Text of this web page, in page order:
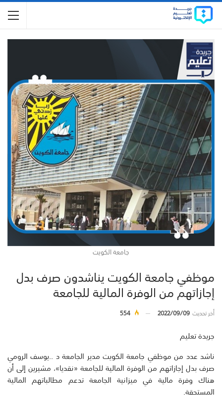
جامعة الكويت
موظفي جامعة الكويت يناشدون صرف بدل
إجازاتهم من الوفرة المالية للجامعة
أخر تحديث2022/09/09
554
جريدة تعليم
ناشد عدد من موظفي جامعة الكويت مدير الجامعة د ..يوسف الرومي
صرف بدل إجازاتهم من الوفرة المالية للجامعة «نقديا»، مشيرين إلى أن
هناك وفرة مالية في ميزانية الجامعة تدعم مطالباتهم المالية
المستحقة.